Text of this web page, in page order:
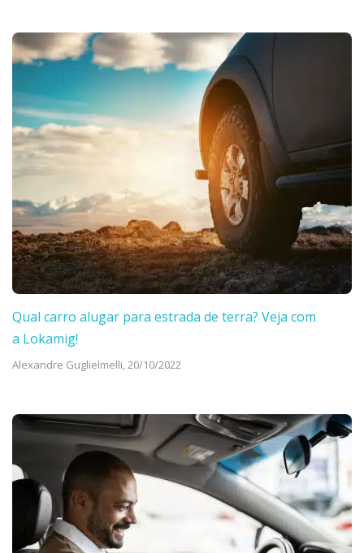
Qual carro alugar para estrada de terra? Veja com
a Lokamig!
Alexandre Guglielmelli,20/10/2022